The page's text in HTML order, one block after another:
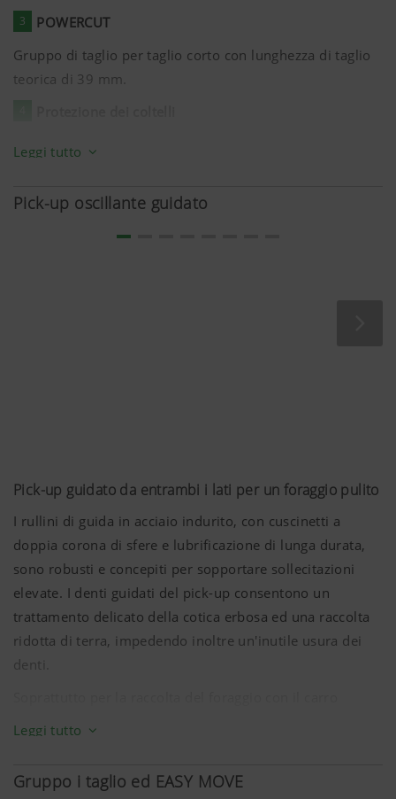
3
POWERCUT
Gruppo di taglio per taglio corto con lunghezza di taglio
teorica di 39 mm.
L'affidabile protezione dei coltelli protegge il carro da
così il costante taglio uniforme per una qualità di taglio
ottimale.
EUROMATIC PLUS
Leggi tutto
Pick-up oscillante guidato
Pick-up guidato da entrambi i lati per un foraggio pulito
I rullini di guida in acciaio indurito, con cuscinetti a
doppia corona di sfere e lubrificazione di lunga durata,
sono robusti e concepiti per sopportare sollecitazioni
elevate. I denti guidati del pick-up consentono un
trattamento delicato della cotica erbosa ed una raccolta
ridotta di terra, impedendo inoltre un'inutile usura dei
denti.
autocaricante, il pick-up consente una presenza minima
Leggi tutto
Gruppo i taglio ed EASY MOVE